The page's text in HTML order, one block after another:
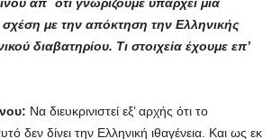
απ΄ ότι γνωρίζουμε υπάρχει μια
με την απόκτηση την Ελληνικής
διαβατηρίου. Τι στοιχεία έχουμε επ’
Να διευκρινιστεί εξ’ αρχής ότι το
δεν δίνει την Ελληνική ιθαγένεια. Και ως εκ